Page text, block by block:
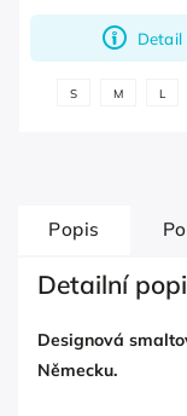
Detail
S M L
Popis
Detailní
Designová
Německu.